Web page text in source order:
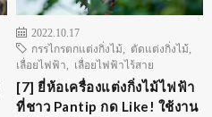
2022.10.17
กรรไกรตกแต่งกิ่งไม้
ตัดแต่งกิ่งไม้
เลื่อยไฟฟ้า
เลื่อยไฟฟ้าไร้สาย
[7] ยี่ห้อเครื่องแต่งกิ่งไม้ไฟฟ้า
ที่ชาว Pantip กด Like! ใช้งาน